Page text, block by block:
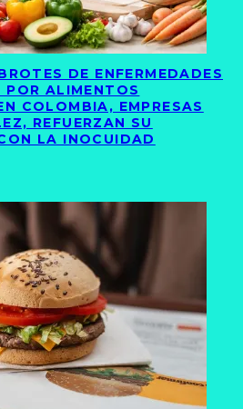
DE ENFERMEDADES
ALIMENTOS
COLOMBIA, EMPRESAS
REFUERZAN SU
LA INOCUIDAD